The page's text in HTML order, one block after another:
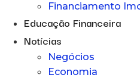
Financiamento
Educação Financeira
Notícias
Negócios
Economia